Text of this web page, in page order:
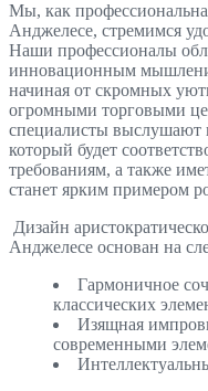
Мы, как
Анджелесе, стремимся
Наши профессионалы
инновационным
начиная от скромных
огромными торговыми
специалисты выслушают
который будет
требованиям, а также
станет ярким примером
Дизайн
Анджелесе основан на
Гармоничное
классических
Изящная
современными